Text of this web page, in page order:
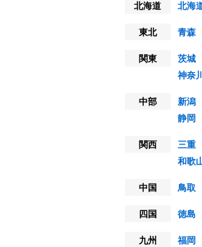
北海道
北海
東北
青森
関東
茨城
神奈
中部
新潟
静岡
関西
三重
和歌
中国
鳥取
四国
徳島
九州
福岡